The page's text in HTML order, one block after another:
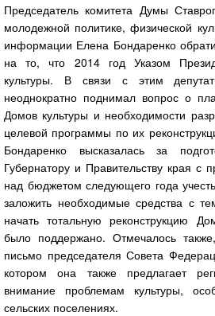
Председатель комитета Думы
молодежной политике, физической
информации Елена Бондаренко
на то, что 2014 год Указом
культуры. В связи с этим
неоднократно поднимал вопрос о
Домов культуры и необходимости
целевой программы по их
Бондаренко высказалась за
Губернатору и Правительству края с
над бюджетом следующего года
заложить необходимые средства с
начать тотальную реконструкцию
было поддержано. Отмечалось
письмо председателя Совета
котором она также предлагает
внимание проблемам культуры,
сельских поселениях.